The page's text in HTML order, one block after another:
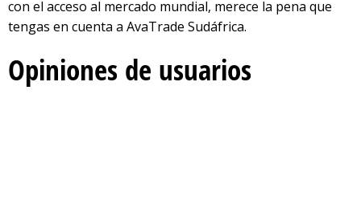
con el acceso al mercado mundial, merece la pena que
tengas en cuenta a AvaTrade Sudáfrica.
Opiniones de usuarios